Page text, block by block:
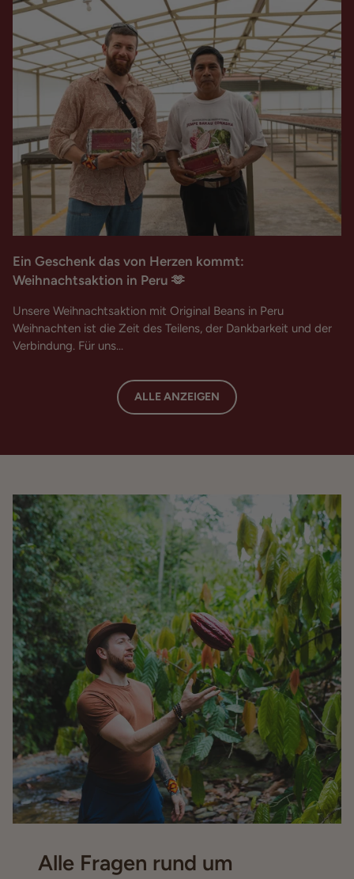
Ein Geschenk das von Herzen kommt:
Weihnachtsaktion in Peru 🫶
Unsere Weihnachtsaktion mit Original Beans in Peru
Weihnachten ist die Zeit des Teilens, der Dankbarkeit und der
Verbindung. Für uns...
ALLE ANZEIGEN
Alle Fragen rund um